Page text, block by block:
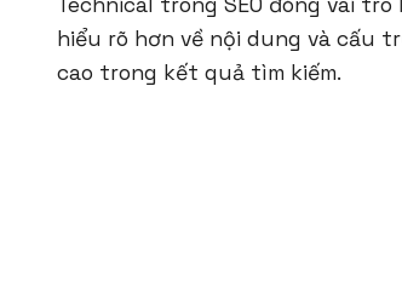
hiểu rõ hơn về nội dung và cấu
cao trong kết quả tìm kiếm.